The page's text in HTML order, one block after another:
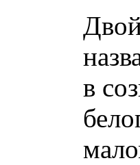
в